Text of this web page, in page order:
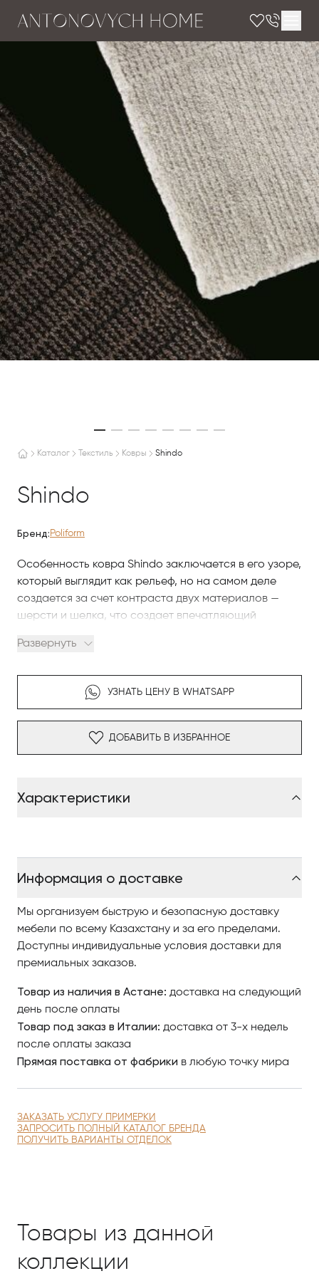
Каталог Текстиль Ковры Shindo
Shindo
Бренд: Poliform
Особенность ковра Shindo заключается в его узоре,
который выглядит как рельеф, но на самом деле
создается за счет контраста двух материалов —
шерсти и шелка, что создает впечатляющий
горизонтальном ткацком станке по старинной
дополняя мебель Poliform, ковер Shindo доступен в
сером, натуральном и селадоновом цветах:
оттенки, соответствующие последним
дизайнерским решениям из каталога Poliform.
Развернуть
УЗНАТЬ ЦЕНУ В WHATSAPP
ДОБАВИТЬ В ИЗБРАННОЕ
Характеристики
Информация о доставке
Мы организуем быструю и безопасную доставку
мебели по всему Казахстану и за его пределами.
Доступны индивидуальные условия доставки для
премиальных заказов.
Товар из наличия в Астане: доставка на следующий
день после оплаты
Товар под заказ в Италии: доставка от 3-х недель
после оплаты заказа
Прямая поставка от фабрики в любую точку мира
ЗАКАЗАТЬ УСЛУГУ ПРИМЕРКИ
ЗАПРОСИТЬ ПОЛНЫЙ КАТАЛОГ БРЕНДА
ПОЛУЧИТЬ ВАРИАНТЫ ОТДЕЛОК
Товары из данной
коллекции